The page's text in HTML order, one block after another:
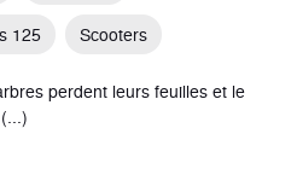
125 Scooters
perdent leurs feuilles et le